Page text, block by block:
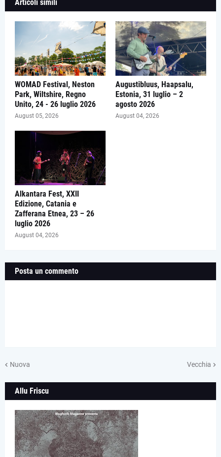
Articoli simili
WOMAD Festival, Neston
Park, Wiltshire, Regno
Unito, 24 - 26 luglio 2026
August 05, 2026
Augustibluus, Haapsalu,
Estonia, 31 luglio – 2
agosto 2026
August 04, 2026
Alkantara Fest, XXII
Edizione, Catania e
Zafferana Etnea, 23 – 26
luglio 2026
August 04, 2026
Posta un commento
Nuova Vecchia
Allu Friscu